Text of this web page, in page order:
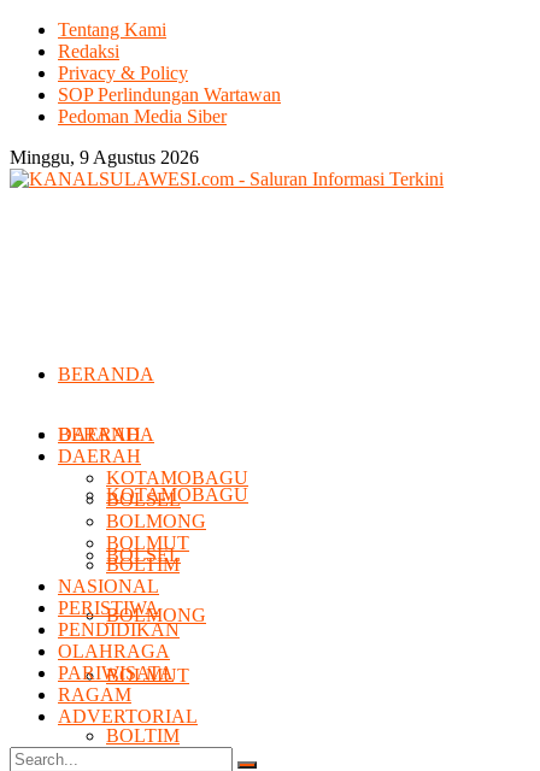
Tentang Kami
Redaksi
Privacy & Policy
SOP Perlindungan Wartawan
Pedoman Media Siber
Minggu, 9 Agustus 2026
BERANDA
DAERAH
KOTAMOBAGU
BOLSEL
BOLMONG
BOLMUT
BOLTIM
BERANDA
DAERAH
KOTAMOBAGU
BOLSEL
BOLMONG
BOLMUT
BOLTIM
NASIONAL
PERISTIWA
PENDIDIKAN
OLAHRAGA
PARIWISATA
RAGAM
ADVERTORIAL